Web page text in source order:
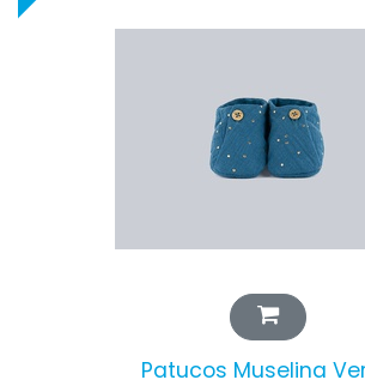
Patucos Muselina